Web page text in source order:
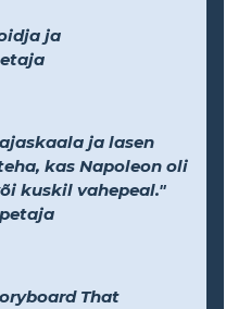
ja
ja lasen
kas Napoleon oli
kuskil vahepeal."
That